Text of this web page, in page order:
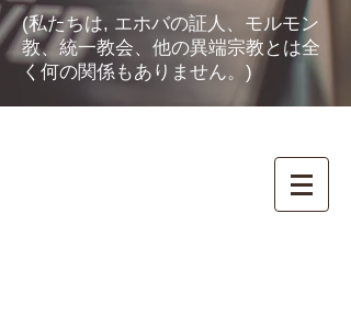
(私たちは, エホバの証人、モルモン
教、統一教会、他の異端宗教とは全
く何の関係もありません。)